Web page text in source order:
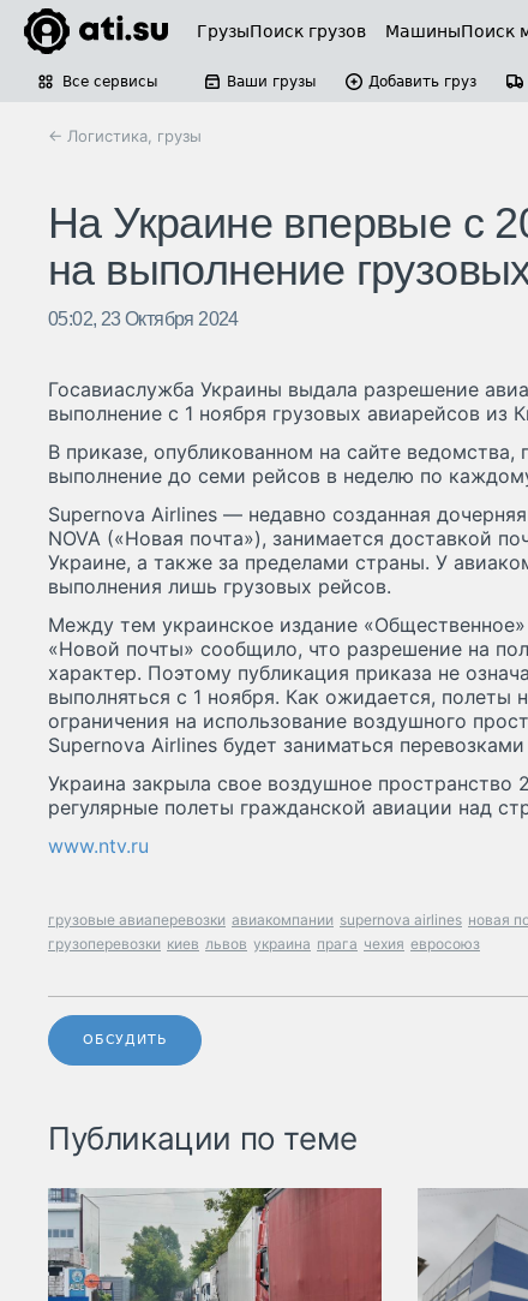
ГрузыПоиск грузов МашиныПоиск
Все сервисы Ваши грузы Добавить груз
← Логистика, грузы
На Украине впервые с
на выполнение
05:02, 23 Октября 2024
Госавиаслужба Украины выдала разрешение
выполнение с 1 ноября грузовых авиарейсов из
В приказе, опубликованном на сайте ведомства,
выполнение до семи рейсов в неделю по
Supernova Airlines — недавно созданная
NOVA («Новая почта»), занимается доставкой
Украине, а также за пределами страны. У
выполнения лишь грузовых рейсов.
Между тем украинское издание
«Новой почты» сообщило, что разрешение на
характер. Поэтому публикация приказа не
выполняться с 1 ноября. Как ожидается, полеты
ограничения на использование воздушного
Supernova Airlines будет заниматься
Украина закрыла свое воздушное пространство
регулярные полеты гражданской авиации над
www.ntv.ru
грузовые авиаперевозки авиакомпании supernova airlines новая
грузоперевозки киев львов украина прага чехия евросоюз
ОБСУДИТЬ
Публикации по теме